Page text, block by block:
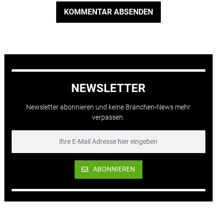
KOMMENTAR ABSENDEN
NEWSLETTER
Newsletter abonnieren und keine Branchen-News mehr
verpassen.
ABONNIEREN